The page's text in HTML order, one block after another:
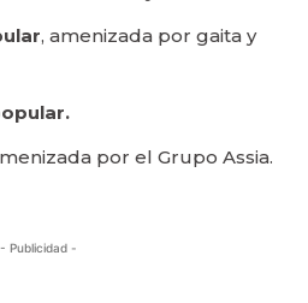
, amenizada por gaita y
por el Grupo Assia.
- Publicidad -